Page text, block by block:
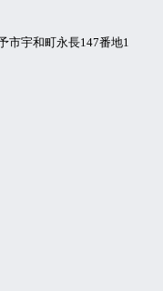
市宇和町永長147番地1